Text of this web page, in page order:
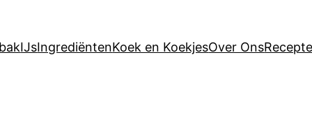
IJsIngrediëntenKoek en KoekjesOver Ons